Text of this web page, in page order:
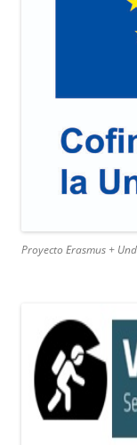
Proyecto Erasmus +